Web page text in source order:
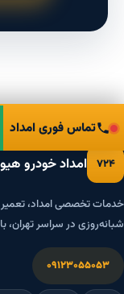
تماس فوری امداد
۷۲۴ امداد خودرو
خدمات تخصصی امداد،
شبانه‌روزی در سراسر تهران،
۰۹۱۲۳۰۵۵۰۵۳